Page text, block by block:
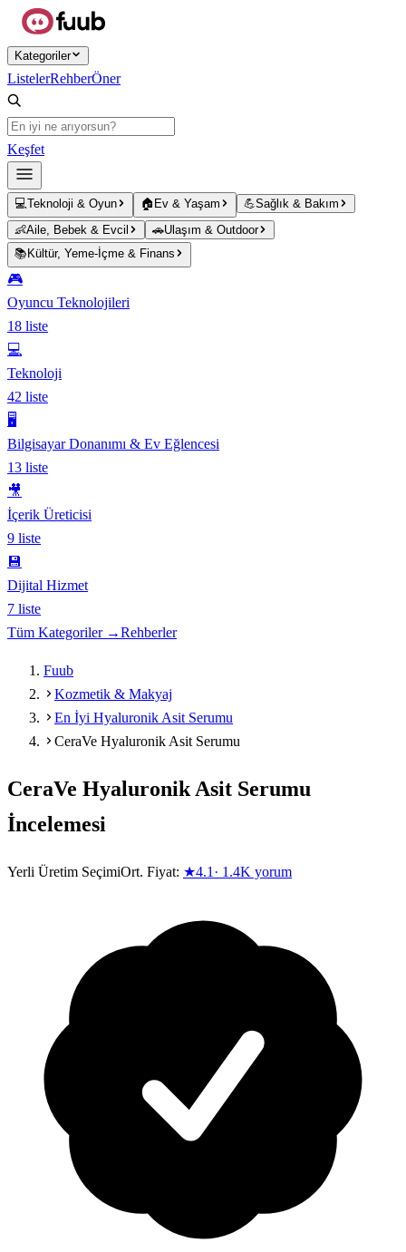
Ana içeriğe atla
Kategoriler
ListelerRehberÖner
Keşfet
💻Teknoloji & Oyun 🏠 Ev & Yaşam 💪Sağlık & Bakım
👶Aile, Bebek & Evcil 🚗Ulaşım & Outdoor
📚 Kültür, Yeme-İçme & Finans
🎮
Oyuncu Teknolojileri
18 liste
💻
Teknoloji
42 liste
🖥️
Bilgisayar Donanımı & Ev Eğlencesi
13 liste
🎥
İçerik Üreticisi
9 liste
💾
Dijital Hizmet
7 liste
Tüm Kategoriler →Rehberler
Fuub
Kozmetik & Makyaj
En İyi Hyaluronik Asit Serumu
CeraVe Hyaluronik Asit Serumu
CeraVe Hyaluronik Asit Serumu
İncelemesi
Yerli Üretim SeçimiOrt. Fiyat: ★4.1 · 1.4K yorum